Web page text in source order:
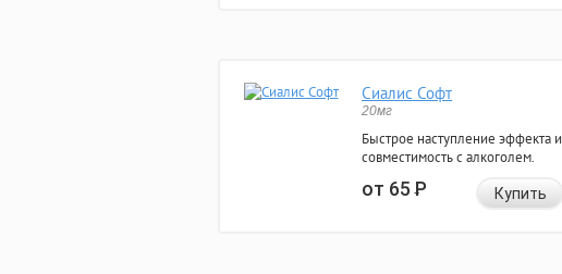
Сиалис Софт
20мг
Быстрое наступление эффекта и
совместимость с алкоголем.
от 65Р Купить